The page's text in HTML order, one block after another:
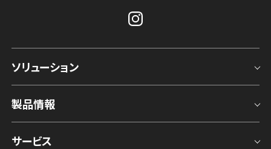
ソリューション
製品情報
サービス